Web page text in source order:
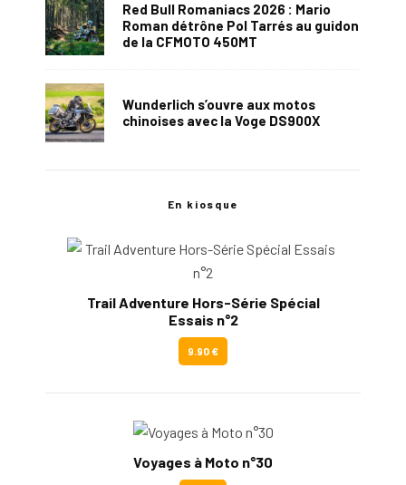
Red Bull Romaniacs 2026 : Mario
Roman détrône Pol Tarrés au guidon
de la CFMOTO 450MT
Wunderlich s’ouvre aux motos
chinoises avec la Voge DS900X
En kiosque
Trail Adventure Hors-Série Spécial
Essais n°2
9.90 €
Voyages à Moto n°30